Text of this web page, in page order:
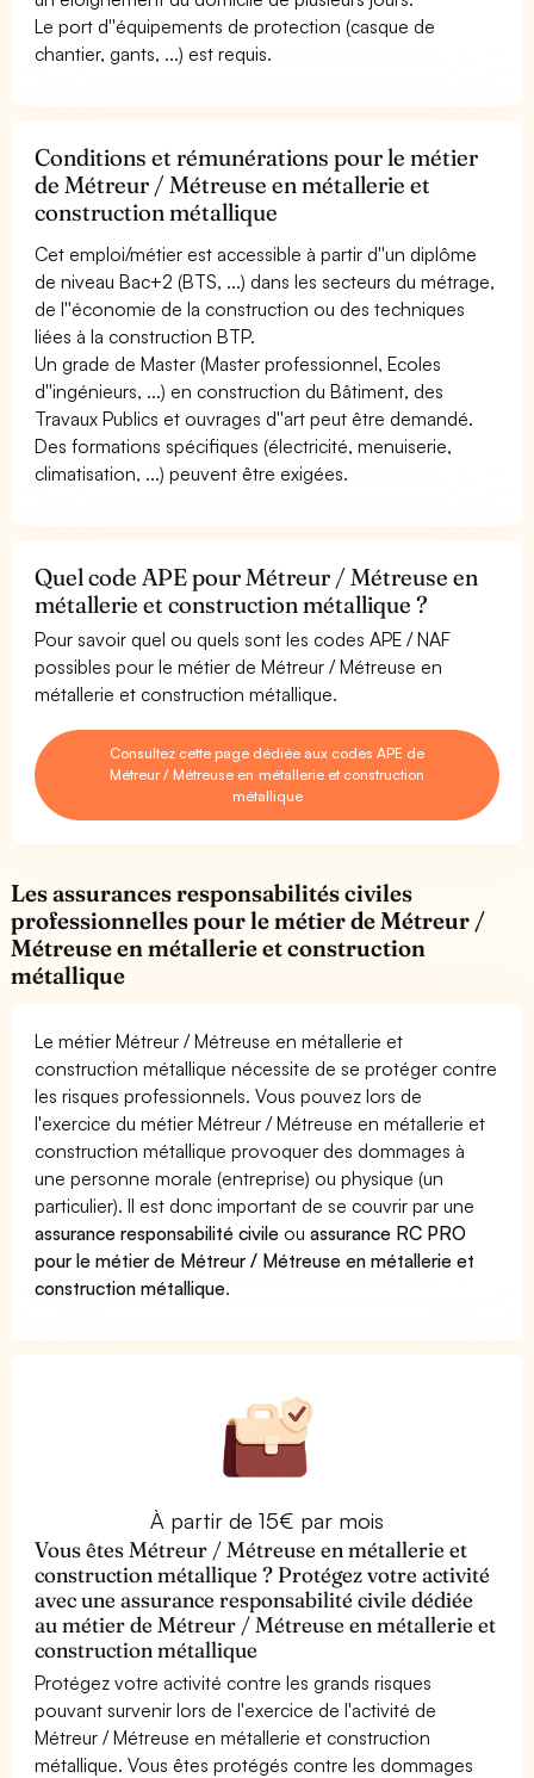
Le port d''équipements de protection (casque de
chantier, gants, ...) est requis.
Conditions et rémunérations pour le métier
de Métreur / Métreuse en métallerie et
construction métallique
Cet emploi/métier est accessible à partir d''un diplôme
de niveau Bac+2 (BTS, ...) dans les secteurs du métrage,
de l''économie de la construction ou des techniques
liées à la construction BTP.
Un grade de Master (Master professionnel, Ecoles
d''ingénieurs, ...) en construction du Bâtiment, des
Travaux Publics et ouvrages d''art peut être demandé.
Des formations spécifiques (électricité, menuiserie,
climatisation, ...) peuvent être exigées.
Quel code APE pour Métreur / Métreuse en
métallerie et construction métallique ?
Pour savoir quel ou quels sont les codes APE / NAF
possibles pour le métier de Métreur / Métreuse en
métallerie et construction métallique.
Consultez cette page dédiée aux codes APE de
Métreur / Métreuse en métallerie et construction
métallique
Les assurances responsabilités civiles
professionnelles pour le métier de Métreur /
Métreuse en métallerie et construction
métallique
Le métier Métreur / Métreuse en métallerie et
construction métallique nécessite de se protéger contre
les risques professionnels. Vous pouvez lors de
l'exercice du métier Métreur / Métreuse en métallerie et
construction métallique provoquer des dommages à
une personne morale (entreprise) ou physique (un
particulier). Il est donc important de se couvrir par une
assurance responsabilité civile ouassurance RC PRO
pour le métier de Métreur / Métreuse en métallerie et
construction métallique.
À partir de 15€ par mois
Vous êtes Métreur / Métreuse en métallerie et
construction métallique ? Protégez votre activité
avec une assurance responsabilité civile dédiée
au métier de Métreur / Métreuse en métallerie et
construction métallique
Protégez votre activité contre les grands risques
pouvant survenir lors de l'exercice de l'activité de
Métreur / Métreuse en métallerie et construction
métallique. Vous êtes protégés contre les dommages